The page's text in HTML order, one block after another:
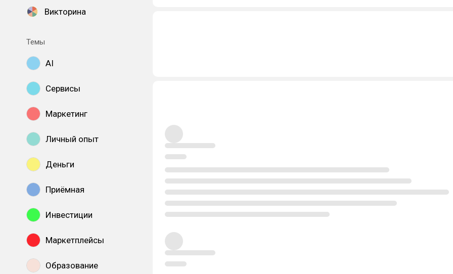
Викторина
Темы
AI
Сервисы
Маркетинг
Личный опыт
Деньги
Приёмная
Инвестиции
Маркетплейсы
Образование